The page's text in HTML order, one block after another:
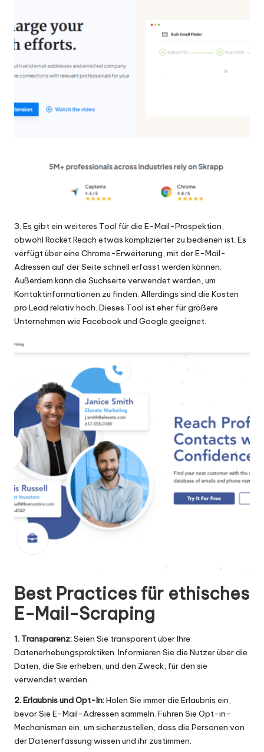
3. Es gibt ein weiteres Tool für die E-Mail-Prospektion,
obwohl Rocket Reach etwas komplizierter zu bedienen ist. Es
verfügt über eine Chrome-Erweiterung, mit der E-Mail-
Adressen auf der Seite schnell erfasst werden können.
Außerdem kann die Suchseite verwendet werden, um
Kontaktinformationen zu finden. Allerdings sind die Kosten
pro Lead relativ hoch. Dieses Tool ist eher für größere
Unternehmen wie Facebook und Google geeignet.
Best Practices für ethisches
E-Mail-Scraping
1. Transparenz:Seien Sie transparent über Ihre
Datenerhebungspraktiken. Informieren Sie die Nutzer über die
Daten, die Sie erheben, und den Zweck, für den sie
verwendet werden.
2. Erlaubnis und Opt-In:Holen Sie immer die Erlaubnis ein,
bevor Sie E-Mail-Adressen sammeln. Führen Sie Opt-in-
Mechanismen ein, um sicherzustellen, dass die Personen von
der Datenerfassung wissen und ihr zustimmen.